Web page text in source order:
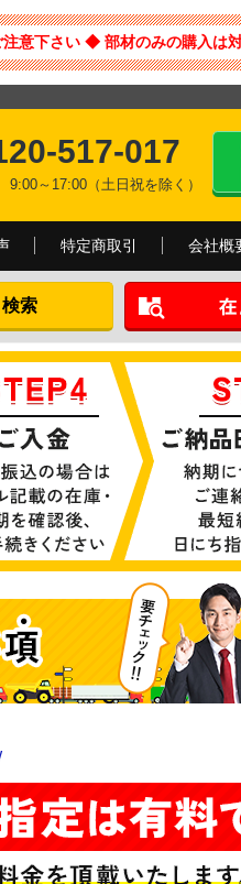
意下さい ◆ 部材のみの購入は
517-017
～17:00（土日祝を除く）
特定商取引 会社概